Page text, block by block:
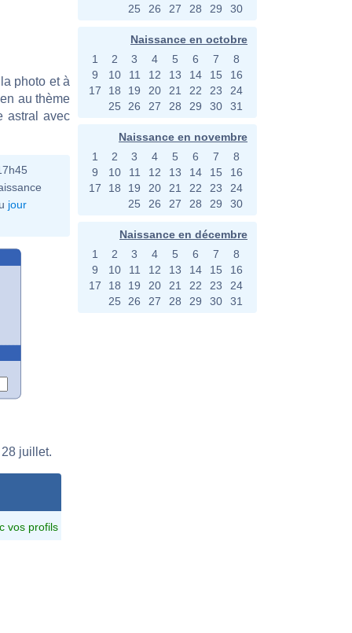
photo et à
au thème
astral avec
jour
juillet.
vos profils
25
26 27 28 29 30
Naissance en octobre
1
2 3 4 5 6 7
8
9
10 11 12 13 14 15
16
17
18 19 20 21 22 23
24
25
26 27 28 29 30 31
Naissance en novembre
1
2 3 4 5 6 7
8
9
10 11 12 13 14 15
16
17
18 19 20 21 22 23
24
25
26 27 28 29 30
Naissance en décembre
1
2 3 4 5 6 7
8
9
10 11 12 13 14 15
16
17
18 19 20 21 22 23
24
25
26 27 28 29 30 31